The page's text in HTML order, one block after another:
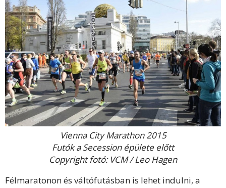
Vienna City Marathon 2015
Futók a Secession épülete előtt
Copyright fotó: VCM / Leo Hagen
Félmaratonon és váltófutásban is lehet indulni, a